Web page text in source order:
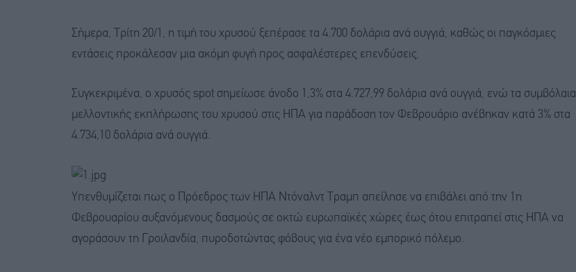
Σήμερα, Τρίτη 20/1, η τιμή του χρυσού ξεπέρασε τα 4.700 δολάρια ανά ουγγιά, καθώς οι παγκόσμιες
εντάσεις προκάλεσαν μια ακόμη φυγή προς ασφαλέστερες επενδύσεις.
Συγκεκριμένα, ο χρυσός spot σημείωσε άνοδο 1,3% στα 4.727,99 δολάρια ανά ουγγιά, ενώ τα συμβόλαια
μελλοντικής εκπλήρωσης του χρυσού στις ΗΠΑ για παράδοση τον Φεβρουάριο ανέβηκαν κατά 3% στα
4.734,10 δολάρια ανά ουγγιά.
Υπενθυμίζεται πως ο Πρόεδρος των ΗΠΑ Ντόναλντ Τραμπ απείλησε να επιβάλει από την 1η
Φεβρουαρίου αυξανόμενους δασμούς σε οκτώ ευρωπαϊκές χώρες έως ότου επιτραπεί στις ΗΠΑ να
αγοράσουν τη Γροιλανδία, πυροδοτώντας φόβους για ένα νέο εμπορικό πόλεμο.